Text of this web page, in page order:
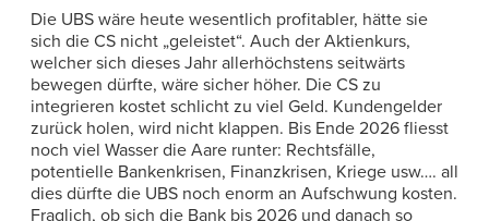
Die UBS wäre heute wesentlich profitabler, hätte sie
sich die CS nicht „geleistet“. Auch der Aktienkurs,
welcher sich dieses Jahr allerhöchstens seitwärts
bewegen dürfte, wäre sicher höher. Die CS zu
integrieren kostet schlicht zu viel Geld. Kundengelder
zurück holen, wird nicht klappen. Bis Ende 2026 fliesst
noch viel Wasser die Aare runter: Rechtsfälle,
potentielle Bankenkrisen, Finanzkrisen, Kriege usw…. all
dies dürfte die UBS noch enorm an Aufschwung kosten.
Fraglich, ob sich die Bank bis 2026 und danach so